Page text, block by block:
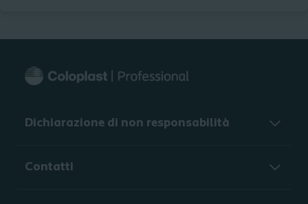
Dichiarazione di non responsabilità
Contatti